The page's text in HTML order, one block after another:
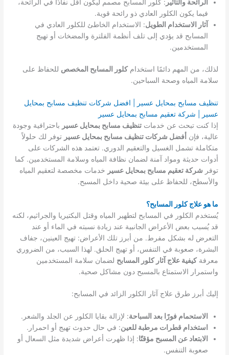
الرائحة والتأثير : كلور المسابح مصمم ليكون أقل نفاذًا في الرائحة،
فيما يكون الكلور العادي ذو رائحة قوية.
آثار الاستخدام الطويل: الاستخدام الخاطئ للكلور العادي في
المسابح قد يؤدي إلى تلف أنظمة الفلترة والمضخات أو تهيج
المستخدمين.
لذلك، من المهم دائمًا استخدامكلور المسابح المخصص للحفاظ على
سلامة المياه وصحة السباحين.
تنظيف مسابح بمحايل عسير | افضل شركات تنظيف مسابح بمحايل
عسير | شركة تعقيم مسابح بمحايل عسير
إذا كنت تبحث عن خدماتتنظيف مسابح بمحايل عسير باحترافية وجودة
عالية، فإن أفضل شركات تنظيف مسابح بمحايل عسير توفر لك حلولاً
متكاملة تشمل الغسيل والتعقيم الدوري. تعتمد هذه الشركات على
أدوات حديثة ومواد آمنة لضمان نظافة المياه وسلامة المستخدمين. كما
توفر شركة تعقيم مسابح بمحايل عسير خدمات مخصصة لتعقيم المياه
والأسطح، للحفاظ على بيئة صحية داخل المسبح.
ما هو علاج كلور المسابح؟
يُستخدم الكلور في المسابح لتطهير المياه وقتل البكتيريا والجراثيم، لكنه
قد يُسبب بعض الأعراض الجانبية عند زيادة نسبته في الماء أو عند
التعرض له بشكل مفرط. من أبرز تلك الأعراض: تهيج العينين، جفاف
البشرة، صعوبة في التنفس، أو تهيج الحلق. لهذا السبب، من الضروري
معرفةكيفية علاج آثار كلور المسابح لضمان سلامة المستخدمين
واستمرار الاستمتاع بالمسبح دون مشاكل صحية.
إليك أبرز طرق علاج آثار الكلور الزائد في المسابح:
الاستحمام فورًا بعد السباحة: لإزالة بقايا الكلور عن الجلد والشعر.
استخدام قطرات مرطبة للعين: في حال حدوث تهيج أو احمرار.
الابتعاد عن المسبح مؤقتًا: إذا ظهرت أعراض شديدة مثل السعال أو
صعوبة التنفس.